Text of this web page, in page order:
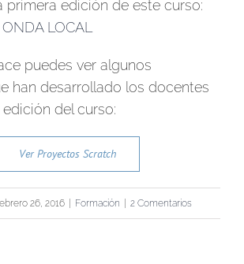
primera edición de este curso:
LOCAL
puedes ver algunos
han desarrollado los docentes
del curso:
Ver Proyectos Scratch
26, 2016 Formación 2 Comentarios